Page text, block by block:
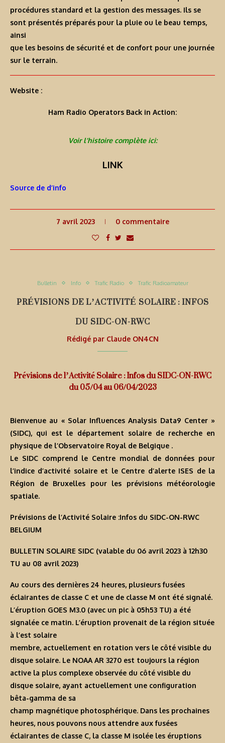
procédures standard et la gestion des messages. Ils se
sont présentés préparés pour la pluie ou le beau temps,
ainsi
que les besoins de sécurité et de confort pour une journée
sur le terrain.
Website :
Ham Radio Operators Back in Action:
Voir l’histoire complète ici:
LINK
Source de d’info
7 avril 2023 0 commentaire
Bulletin Info Trafic Radio Trafic Radioamateur
PRÉVISIONS DE L’ACTIVITÉ SOLAIRE : INFOS
DU SIDC-ON-RWC
Rédigé par Claude ON4CN
Prévisions de l’Activité Solaire : Infos du SIDC-ON-RWC
du 05/04 au 06/04/2023
Bienvenue au « Solar Influences Analysis Data9 Center »
(SIDC), qui est le département solaire de recherche en
physique de l’Observatoire Royal de Belgique .
Le SIDC comprend le Centre mondial de données pour
l’indice d’activité solaire et le Centre d’alerte ISES de la
Région de Bruxelles pour les prévisions météorologie
spatiale.
Prévisions de l’Activité Solaire :Infos du SIDC-ON-RWC
BELGIUM
BULLETIN SOLAIRE SIDC (valable du 06 avril 2023 à 12h30
TU au 08 avril 2023)
Au cours des dernières 24 heures, plusieurs fusées
éclairantes de classe C et une de classe M ont été signalé.
L’éruption GOES M3.0 (avec un pic à 05h53 TU) a été
signalée ce matin. L’éruption provenait de la région située
à l’est solaire
membre, actuellement en rotation vers le côté visible du
disque solaire. Le NOAA AR 3270 est toujours la région
active la plus complexe observée du côté visible du
disque solaire, ayant actuellement une configuration
bêta-gamma de sa
champ magnétique photosphérique. Dans les prochaines
heures, nous pouvons nous attendre aux fusées
éclairantes de classe C, la classe M isolée les éruptions